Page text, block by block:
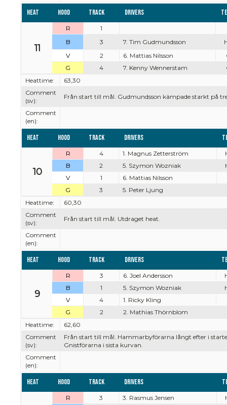
Heat Hood Track Drivers
11
R
1
B
3 7. Tim Gudmundsson
V
2 6. Mattias Nilsson
G
4 7. Kenny Wennerstam
Heattime:
63,30
Comment
(sv):
Från start till mål. Gudmundsson kämpade starkt på
Comment
(en):
Heat Hood Track Drivers
10
R 4 1. Magnus Zetterström
B
2 5. Szymon Wozniak
V
1
6. Mattias Nilsson
G
3
5. Peter Ljung
Heattime:
60,30
Comment
(sv):
Från start till mål. Utdraget heat.
Comment
(en):
Heat Hood Track Drivers
9
R 3 6. Joel Andersson
B
1 5. Szymon Wozniak
V
4 1. Ricky Kling
G
2 2. Mathias Thörnblom
Heattime:
62,60
Comment
(sv):
Från start till mål. Hammarbyförarna långt efter i
Gnistförarna i sista kurvan.
Comment
(en):
Heat Hood Track Drivers
R 3 3. Rasmus Jensen